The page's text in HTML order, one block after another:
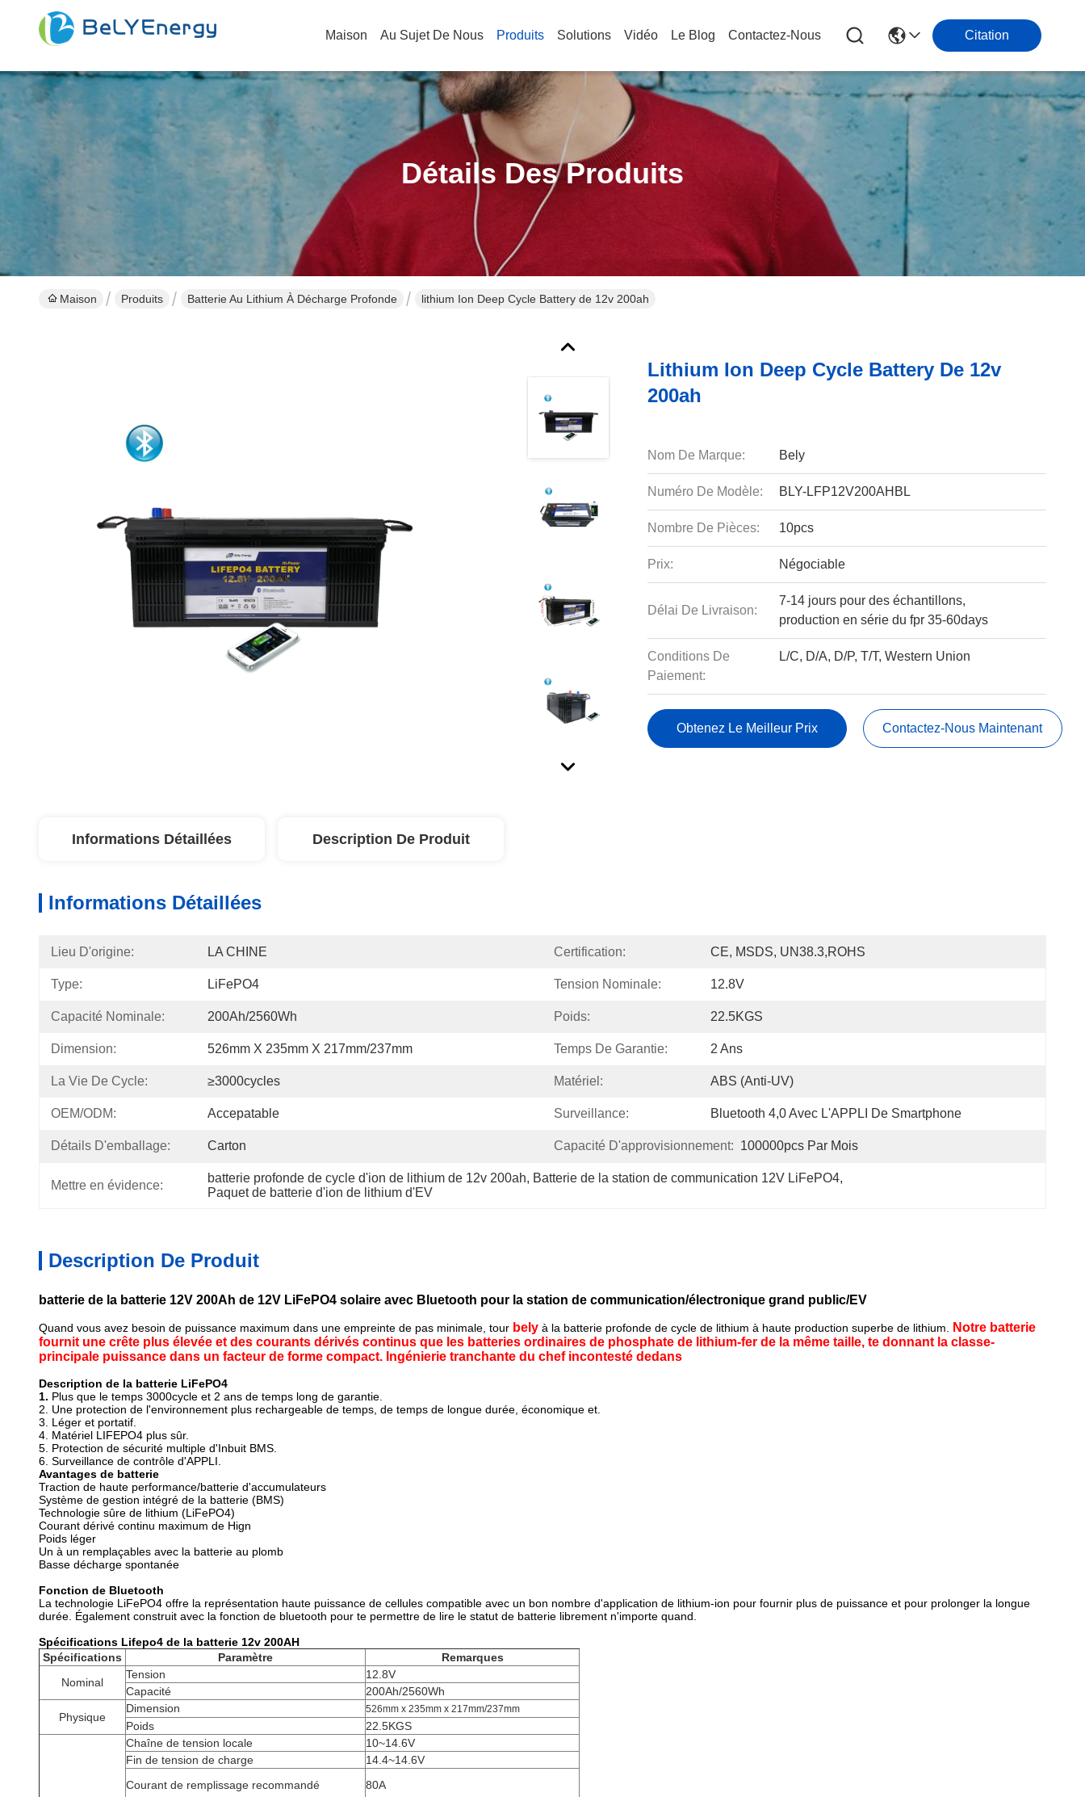
Maison Au Sujet De Nous Produits Solutions Vidéo Le Blog Contactez-Nous Citation
Détails Des Produits
Maison Produits Batterie Au Lithium À Décharge Profonde lithium Ion Deep Cycle Battery de 12v 200ah
Lithium Ion Deep Cycle Battery De 12v
200ah
Nom De Marque: Bely
Numéro De Modèle: BLY-LFP12V200AHBL
Nombre De Pièces: 10pcs
Prix: Négociable
Délai De Livraison:
7-14 jours pour des échantillons,
production en série du fpr 35-60days
Conditions De
Paiement:
L/C, D/A, D/P, T/T, Western Union
Obtenez Le Meilleur Prix Contactez-Nous Maintenant
Informations Détaillées Description De Produit
Informations Détaillées
Lieu D'origine: LA CHINE Certification: CE, MSDS, UN38.3,ROHS
Type: LiFePO4 Tension Nominale: 12.8V
Capacité Nominale: 200Ah/2560Wh Poids: 22.5KGS
Dimension: 526mm X 235mm X 217mm/237mm Temps De Garantie: 2 Ans
La Vie De Cycle: ≥3000cycles Matériel: ABS (anti-UV)
OEM/ODM: Accepatable Surveillance: Bluetooth 4,0 Avec L'APPLI De Smartphone
Détails D'emballage: Carton Capacité D'approvisionnement: 100000pcs Par Mois
Mettre en évidence:
batterie profonde de cycle d'ion de lithium de 12v 200ah, Batterie de la station de communication 12V LiFePO4,
Paquet de batterie d'ion de lithium d'EV
Description De Produit
batterie de la batterie 12V 200Ah de 12V LiFePO4 solaire avec Bluetooth pour la station de communication/électronique grand public/EV
Quand vous avez besoin de puissance maximum dans une empreinte de pas minimale, tour bely à la batterie profonde de cycle de lithium à haute production superbe de lithium.
Notre batterie
fournit une crête plus élevée et des courants dérivés continus que les batteries ordinaires de phosphate de lithium-fer de la même taille, te donnant la classe-
principale puissance dans un facteur de forme compact. Ingénierie tranchante du chef incontesté dedans
Description de la batterie LiFePO4
1. Plus que le temps 3000cycle et 2 ans de temps long de garantie.
2. Une protection de l'environnement plus rechargeable de temps, de temps de longue durée, économique et.
3. Léger et portatif.
4. Matériel LIFEPO4 plus sûr.
5. Protection de sécurité multiple d'Inbuit BMS.
6. Surveillance de contrôle d'APPLI.
Avantages de batterie
Traction de haute performance/batterie d'accumulateurs
Système de gestion intégré de la batterie (BMS)
Technologie sûre de lithium (LiFePO4)
Courant dérivé continu maximum de Hign
Poids léger
Un à un remplaçables avec la batterie au plomb
Basse décharge spontanée
Fonction de Bluetooth
La technologie LiFePO4 offre la représentation haute puissance de cellules compatible avec un bon nombre d'application de lithium-ion pour fournir plus de puissance et pour prolonger la longue
durée. Également construit avec la fonction de bluetooth pour te permettre de lire le statut de batterie librement n'importe quand.
Spécifications Lifepo4 de la batterie 12v 200AH
Spécifications
Paramètre
Remarques
Nominal
Tension
12.8V
Capacité
200Ah/2560Wh
Physique
Dimension 526mm x 235mm x 217mm/237mm
Poids 22.5KGS
Chaîne de tension locale
10~14.6V
Fin de tension de charge
14.4~14.6V
Courant de remplissage recommandé
80A